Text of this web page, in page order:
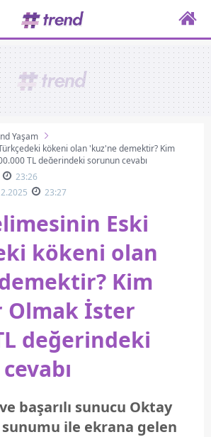
Yaşam
kökeni olan 'kuz'ne demektir? Kim
TL değerindeki sorunun cevabı
23:26
23:27
Eski
kökeni olan
Kim
Olmak İster
değerindeki
başarılı sunucu Oktay
sunumu ile ekrana gelen